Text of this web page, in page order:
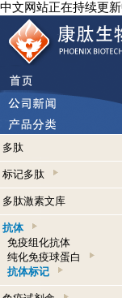
中文网站正在持续更
多肽
标记多肽
多肽激素文库
抗体
免疫组化抗体
纯化免疫球蛋白
抗体标记